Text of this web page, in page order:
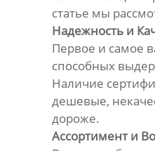
статье мы
Надежность и
Первое и самое
способных
Наличие
дешевые,
дороже.
Ассортимент и